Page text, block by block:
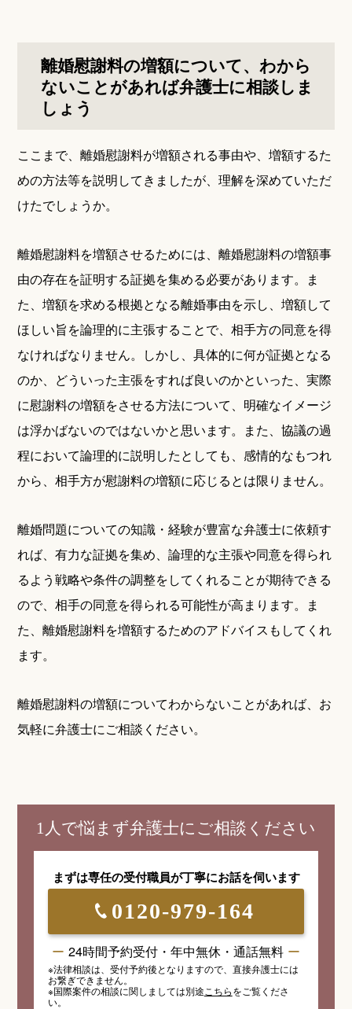
離婚慰謝料の増額について、わから
ないことがあれば弁護士に相談しま
しょう
ここまで、離婚慰謝料が増額される事由や、増額するた
めの方法等を説明してきましたが、理解を深めていただ
けたでしょうか。
離婚慰謝料を増額させるためには、離婚慰謝料の増額事
由の存在を証明する証拠を集める必要があります。ま
た、増額を求める根拠となる離婚事由を示し、増額して
ほしい旨を論理的に主張することで、相手方の同意を得
なければなりません。しかし、具体的に何が証拠となる
のか、どういった主張をすれば良いのかといった、実際
に慰謝料の増額をさせる方法について、明確なイメージ
は浮かばないのではないかと思います。また、協議の過
程において論理的に説明したとしても、感情的なもつれ
から、相手方が慰謝料の増額に応じるとは限りません。
離婚問題についての知識・経験が豊富な弁護士に依頼す
れば、有力な証拠を集め、論理的な主張や同意を得られ
るよう戦略や条件の調整をしてくれることが期待できる
ので、相手の同意を得られる可能性が高まります。ま
た、離婚慰謝料を増額するためのアドバイスもしてくれ
ます。
離婚慰謝料の増額についてわからないことがあれば、お
気軽に弁護士にご相談ください。
1人で悩まず弁護士にご相談ください
まずは専任の受付職員が丁寧にお話を伺います
0120-979-164
24時間予約受付・年中無休・通話無料
※法律相談は、受付予約後となりますので、 直接弁護士には
お繋ぎできません。
※国際案件の相談に関しましては別途 こちらをご覧くださ
い。